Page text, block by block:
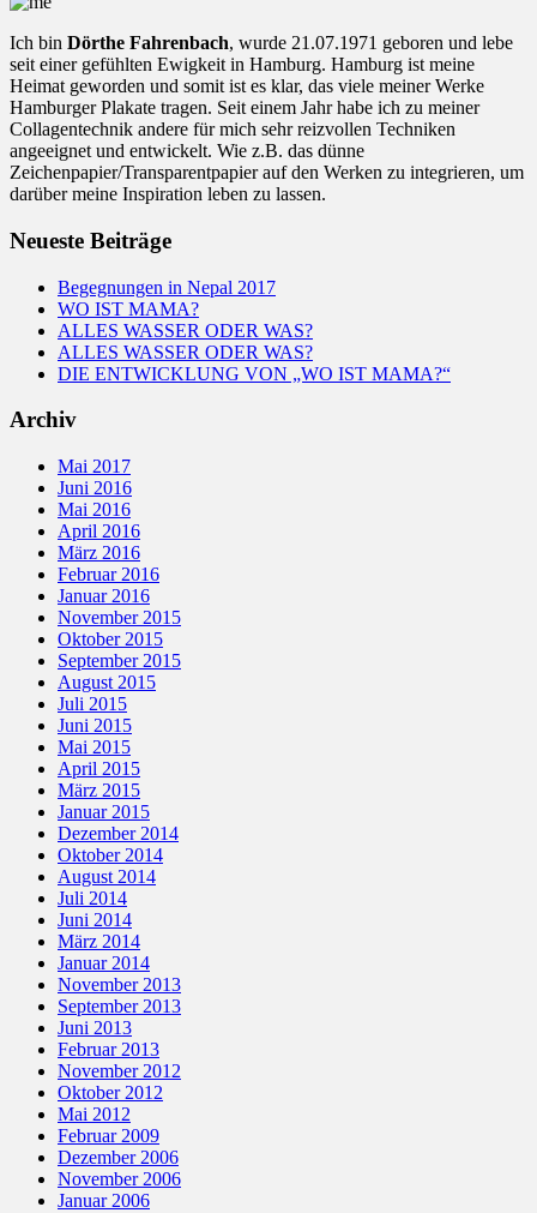
Ich bin Dörthe Fahrenbach, wurde 21.07.1971 geboren und lebe
seit einer gefühlten Ewigkeit in Hamburg. Hamburg ist meine
Heimat geworden und somit ist es klar, das viele meiner Werke
Hamburger Plakate tragen. Seit einem Jahr habe ich zu meiner
Collagentechnik andere für mich sehr reizvollen Techniken
angeeignet und entwickelt. Wie z.B. das dünne
Zeichenpapier/Transparentpapier auf den Werken zu integrieren, um
darüber meine Inspiration leben zu lassen.
Neueste Beiträge
Begegnungen in Nepal 2017
WO IST MAMA?
ALLES WASSER ODER WAS?
ALLES WASSER ODER WAS?
DIE ENTWICKLUNG VON „WO IST MAMA?“
Archiv
Mai 2017
Juni 2016
Mai 2016
April 2016
März 2016
Februar 2016
Januar 2016
November 2015
Oktober 2015
September 2015
August 2015
Juli 2015
Juni 2015
Mai 2015
April 2015
März 2015
Januar 2015
Dezember 2014
Oktober 2014
August 2014
Juli 2014
Juni 2014
März 2014
Januar 2014
November 2013
September 2013
Juni 2013
Februar 2013
November 2012
Oktober 2012
Mai 2012
Februar 2009
Dezember 2006
November 2006
Januar 2006